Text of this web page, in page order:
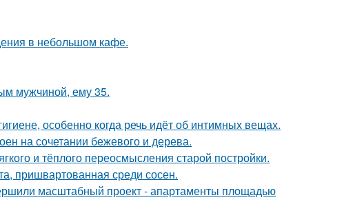
в небольшом кафе.
мужчиной, ему 35.
особенно когда речь идёт об интимных вещах.
на сочетании бежевого и дерева.
и тёплого переосмысления старой постройки.
пришвартованная среди сосен.
масштабный проект - апартаменты площадью